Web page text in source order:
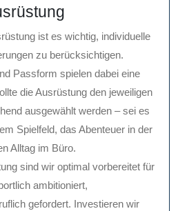
ist es wichtig, individuelle
zu berücksichtigen.
Passform spielen dabei eine
die Ausrüstung den jeweiligen
ausgewählt werden – sei es
Spielfeld, das Abenteuer in der
Alltag im Büro.
sind wir optimal vorbereitet für
ambitioniert,
gefordert. Investieren wir